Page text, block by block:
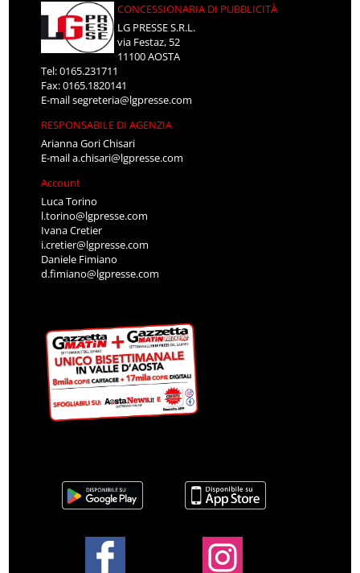
CONCESSIONARIA DI PUBBLICITÀ
LG PRESSE S.R.L.
via Festaz, 52
11100 AOSTA
Tel: 0165.231711
Fax: 0165.1820141
E-mailsegreteria@lgpresse.com
RESPONSABILE DI AGENZIA
Arianna Gori Chisari
E-maila.chisari@lgpresse.com
Account
Luca Torino
l.torino@lgpresse.com
Ivana Cretier
i.cretier@lgpresse.com
Daniele Fimiano
d.fimiano@lgpresse.com